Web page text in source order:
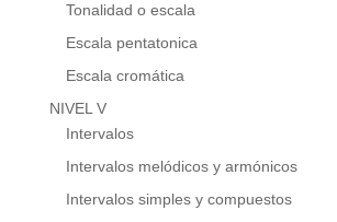
Tonalidad o escala
Escala pentatonica
Escala cromática
NIVEL V
Intervalos
Intervalos melódicos y armónicos
Intervalos simples y compuestos